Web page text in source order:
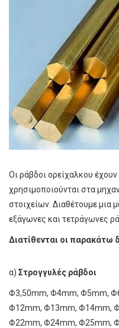
Οι ράβδοι ορείχαλκου
χρησιμοποιούνται στα
στοιχείων. Διαθέτουμε μια
εξάγωνες και τετράγωνες
Διατίθενται οι παρακάτω
α) Στρογγυλές ράβδοι
Φ3,50mm, Φ4mm, Φ5mm,
Φ12mm, Φ13mm, Φ14mm,
Φ22mm, Φ24mm, Φ25mm,